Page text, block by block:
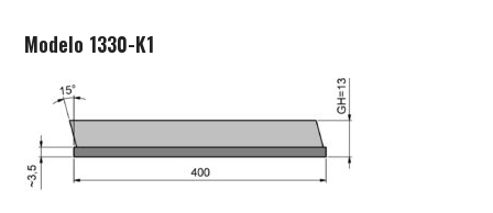
Modelo 1330-K1